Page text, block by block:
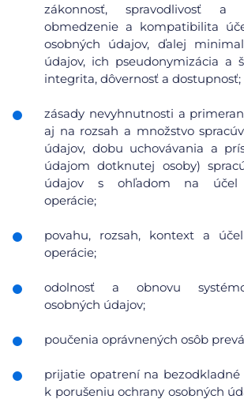
zákonnosť, spravodlivosť a
obmedzenie a kompatibilita
osobných údajov, ďalej
údajov, ich pseudonymizácia a
integrita, dôvernosť a dostupnosť;
zásady nevyhnutnosti a
aj na rozsah a množstvo
údajov, dobu uchovávania a
údajom dotknutej osoby)
údajov s ohľadom na účel
operácie;
povahu, rozsah, kontext a účel
operácie;
odolnosť a obnovu
osobných údajov;
poučenia oprávnených osôb
prijatie opatrení na bezodkladné
k porušeniu ochrany osobných